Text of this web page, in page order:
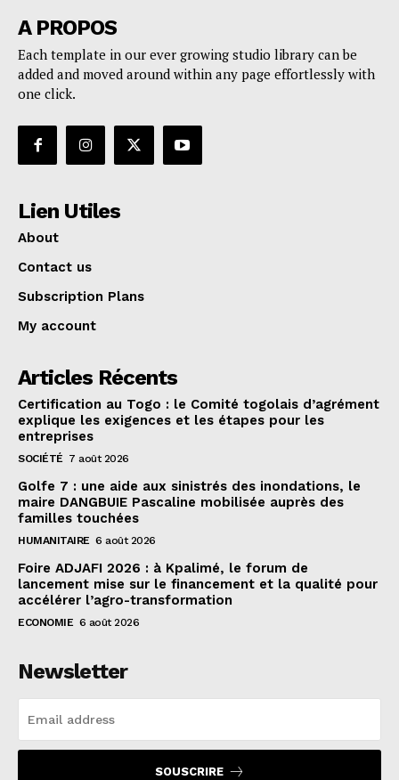
A PROPOS
Each template in our ever growing studio library can be
added and moved around within any page effortlessly with
one click.
Lien Utiles
About
Contact us
Subscription Plans
My account
Articles Récents
Certification au Togo : le Comité togolais d’agrément
explique les exigences et les étapes pour les
entreprises
SOCIÉTÉ 7 août 2026
Golfe 7 : une aide aux sinistrés des inondations, le
maire DANGBUIE Pascaline mobilisée auprès des
familles touchées
HUMANITAIRE 6 août 2026
Foire ADJAFI 2026 : à Kpalimé, le forum de
lancement mise sur le financement et la qualité pour
accélérer l’agro-transformation
ECONOMIE 6 août 2026
Newsletter
SOUSCRIRE